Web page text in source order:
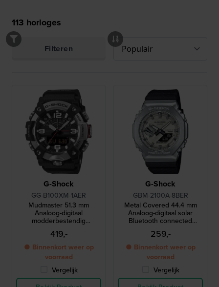
113 horloges
Filteren
G-Shock
GG-B100XM-1AER
Mudmaster 51.3 mm
Analoog-digitaal
modderbestendig
connected outdoor horloge
419,-
● Binnenkort weer op
voorraad
Vergelijk
G-Shock
GBM-2100A-8BER
Metal Covered 44.4 mm
Analoog-digitaal solar
Bluetooth connected
horloge
259,-
● Binnenkort weer op
voorraad
Vergelijk